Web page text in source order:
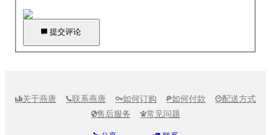
 提交评论
关于燕唐 联系燕唐 如何订购 如何付款 配送方式
售后服务 常见问题